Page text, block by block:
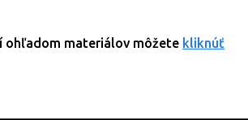
ohľadom materiálov môžete kliknúť